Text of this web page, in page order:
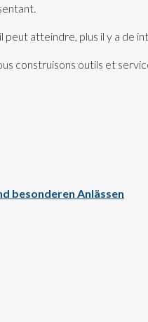
atteindre, plus il y a de
construisons outils et
besonderen Anlässen